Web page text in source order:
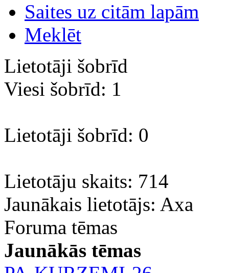
Saites uz citām lapām
Meklēt
Lietotāji šobrīd
Viesi šobrīd: 1
Lietotāji šobrīd: 0
Lietotāju skaits: 714
Jaunākais lietotājs: Axa
Foruma tēmas
Jaunākās tēmas